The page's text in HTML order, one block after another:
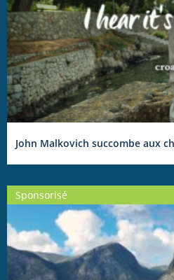
John Malkovich succombe aux
Sponsorisé